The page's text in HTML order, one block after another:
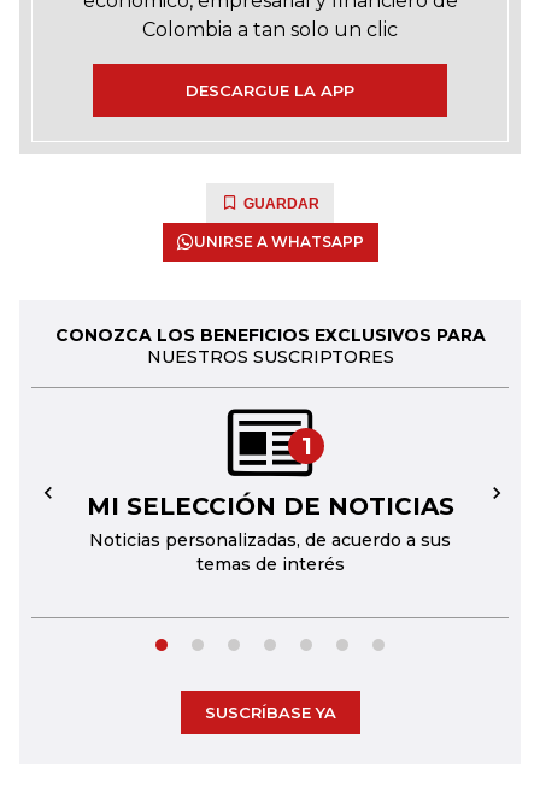
Colombia a tan solo un clic
DESCARGUE LA APP
GUARDAR
UNIRSE A WHATSAPP
CONOZCA LOS BENEFICIOS EXCLUSIVOS PARA
NUESTROS SUSCRIPTORES
1
MI SELECCIÓN DE NOTICIAS
Noticias personalizadas, de acuerdo a sus
temas de interés
← →
SUSCRÍBASE YA